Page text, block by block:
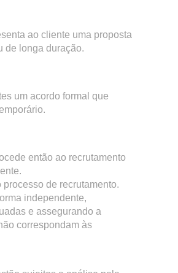
ao cliente uma proposta
de longa duração.
um acordo formal que
então ao recrutamento
de recrutamento.
independente,
e assegurando a
correspondam às